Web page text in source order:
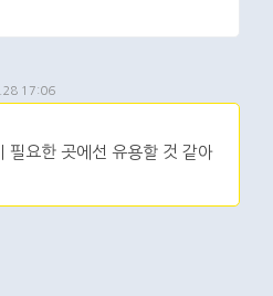
17:06
필요한 곳에선 유용할 것 같아